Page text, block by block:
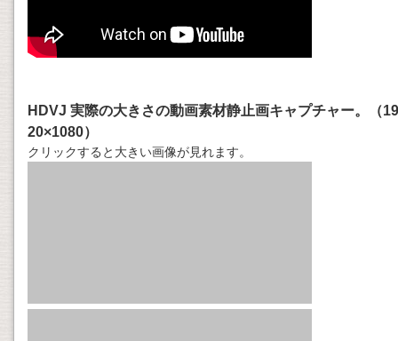
HDVJ 実際の大きさの動画素材静止画キャプチャー。（19
20×1080）
クリックすると大きい画像が見れます。